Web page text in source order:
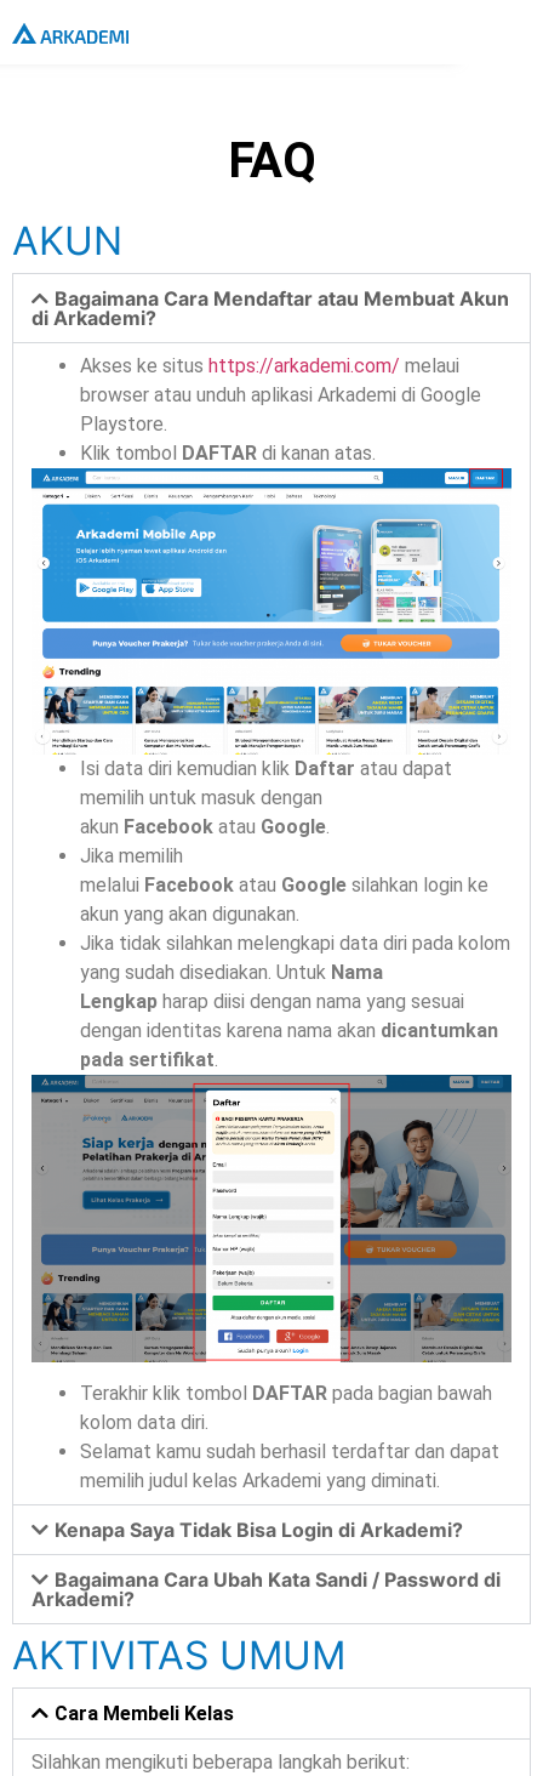
FAQ
AKUN
Bagaimana Cara Mendaftar atau Membuat Akun
di Arkademi?
Akses ke situs https://arkademi.com/ melaui
browser atau unduh aplikasi Arkademi di Google
Playstore.
Klik tombol DAFTAR di kanan atas.
Isi data diri kemudian klik Daftar atau dapat
memilih untuk masuk dengan
akun Facebook atau Google
Jika memilih
melalui Facebook atau Google silahkan login ke
akun yang akan digunakan.
Jika tidak silahkan melengkapi data diri pada kolom
yang sudah disediakan. Untuk Nama
Lengkap harap diisi dengan nama yang sesuai
dengan identitas karena nama akan dicantumkan
pada sertifikat
Terakhir klik tombol DAFTAR pada bagian bawah
kolom data diri.
Selamat kamu sudah berhasil terdaftar dan dapat
memilih judul kelas Arkademi yang diminati.
Kenapa Saya Tidak Bisa Login di Arkademi?
Bagaimana Cara Ubah Kata Sandi / Password di
Arkademi?
AKTIVITAS UMUM
Cara Membeli Kelas
Silahkan mengikuti beberapa langkah berikut: